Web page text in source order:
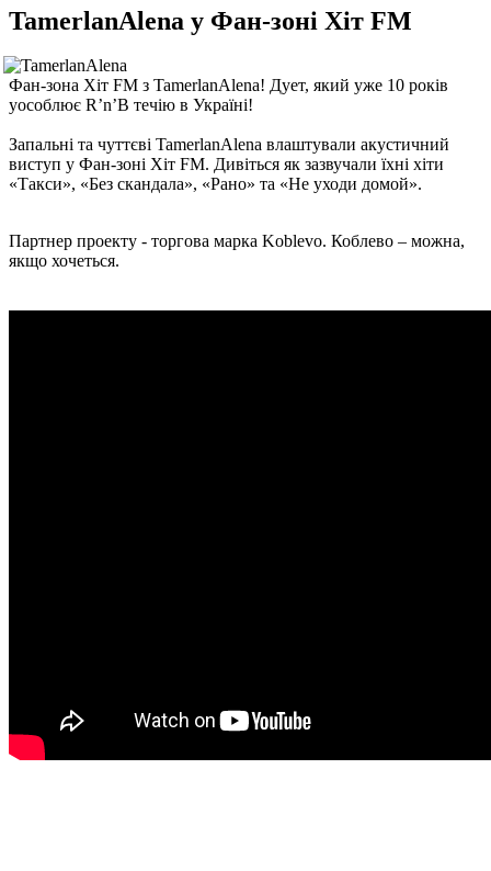
TamerlanAlena у Фан-зоні Хіт FM
Фан-зона Хіт FM з TamerlanAlena! Дует, який уже 10 років
уособлює R’n’B течію в Україні!
Запальні та чуттєві TamerlanAlena влаштували акустичний
виступ у Фан-зоні Хіт FM. Дивіться як зазвучали їхні хіти
«Такси», «Без скандала», «Рано» та «Не уходи домой».
Партнер проекту - торгова марка Koblevo. Коблево – можна,
якщо хочеться.